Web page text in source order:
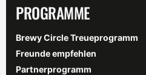
PROGRAMME
Brewy Circle Treueprogramm
Freunde empfehlen
Partnerprogramm